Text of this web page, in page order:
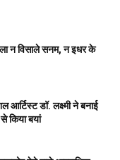
न विसाले सनम, न इधर के
डॉ. लक्ष्मी ने बनाई
किया बयां